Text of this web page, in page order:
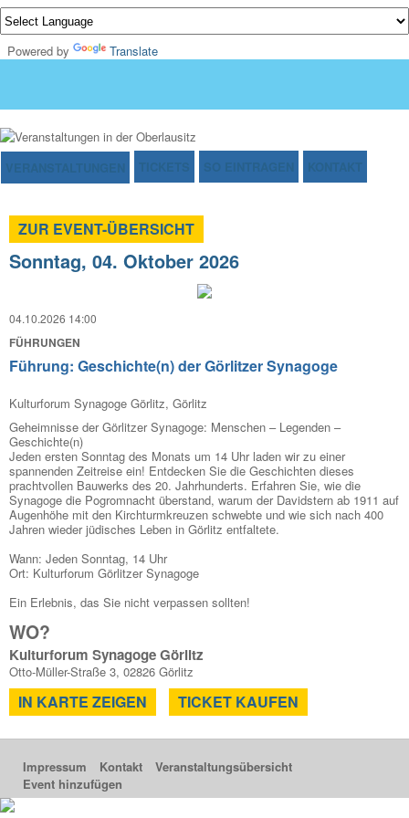
Powered by Translate
VERANSTALTUNGEN TICKETS SO EINTRAGEN KONTAKT
ZUR EVENT-ÜBERSICHT
Sonntag, 04. Oktober 2026
04.10.2026 14:00
FÜHRUNGEN
Führung: Geschichte(n) der Görlitzer Synagoge
Kulturforum Synagoge Görlitz, Görlitz
Geheimnisse der Görlitzer Synagoge: Menschen – Legenden –
Geschichte(n)
Jeden ersten Sonntag des Monats um 14 Uhr laden wir zu einer
spannenden Zeitreise ein! Entdecken Sie die Geschichten dieses
prachtvollen Bauwerks des 20. Jahrhunderts. Erfahren Sie, wie die
Synagoge die Pogromnacht überstand, warum der Davidstern ab 1911 auf
Augenhöhe mit den Kirchturmkreuzen schwebte und wie sich nach 400
Jahren wieder jüdisches Leben in Görlitz entfaltete.
Wann: Jeden Sonntag, 14 Uhr
Ort: Kulturforum Görlitzer Synagoge
Ein Erlebnis, das Sie nicht verpassen sollten!
WO?
Kulturforum Synagoge Görlitz
Otto-Müller-Straße 3, 02826 Görlitz
IN KARTE ZEIGEN TICKET KAUFEN
Impressum Kontakt
Veranstaltungsübersicht
Event hinzufügen